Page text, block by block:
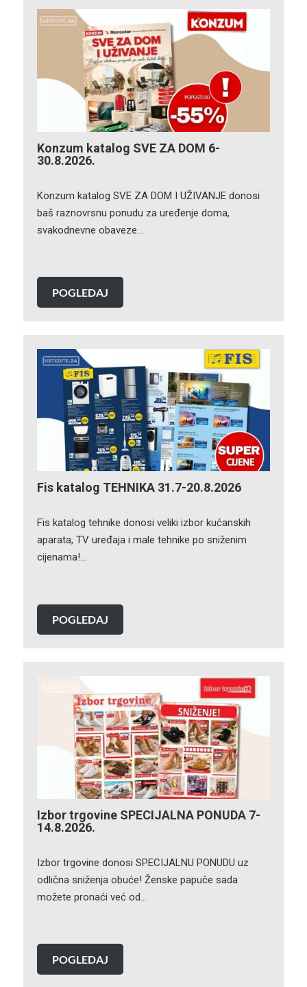
Konzum katalog SVE ZA DOM 6-
30.8.2026.
Konzum katalog SVE ZA DOM I UŽIVANJE donosi
baš raznovrsnu ponudu za uređenje doma,
svakodnevne obaveze…
POGLEDAJ
Fis katalog TEHNIKA 31.7-20.8.2026
Fis katalog tehnike donosi veliki izbor kućanskih
aparata, TV uređaja i male tehnike po sniženim
cijenama!…
POGLEDAJ
Izbor trgovine SPECIJALNA PONUDA 7-
14.8.2026.
Izbor trgovine donosi SPECIJALNU PONUDU uz
odlična sniženja obuće! Ženske papuče sada
možete pronaći već od…
POGLEDAJ